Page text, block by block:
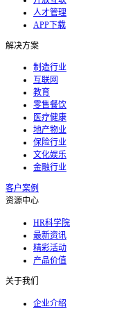
人才管理
APP下载
解决方案
制造行业
互联网
教育
零售餐饮
医疗健康
地产物业
保险行业
文化娱乐
金融行业
客户案例
资源中心
HR科学院
最新资讯
精彩活动
产品价值
关于我们
企业介绍